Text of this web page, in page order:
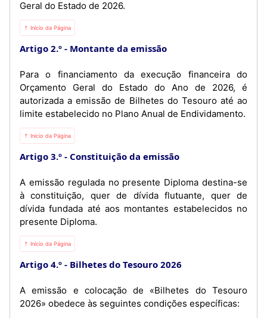
Geral do Estado de 2026.
⇡ Início da Página
Artigo 2.º Montante da emissão
Para o financiamento da execução financeira do
Orçamento Geral do Estado do Ano de 2026, é
autorizada a emissão de Bilhetes do Tesouro até ao
limite estabelecido no Plano Anual de Endividamento.
⇡ Início da Página
Artigo 3.º Constituição da emissão
A emissão regulada no presente Diploma destina-se
à constituição, quer de dívida flutuante, quer de
dívida fundada até aos montantes estabelecidos no
presente Diploma.
⇡ Início da Página
Artigo 4.º Bilhetes do Tesouro 2026
A emissão e colocação de «Bilhetes do Tesouro
2026» obedece às seguintes condições específicas: